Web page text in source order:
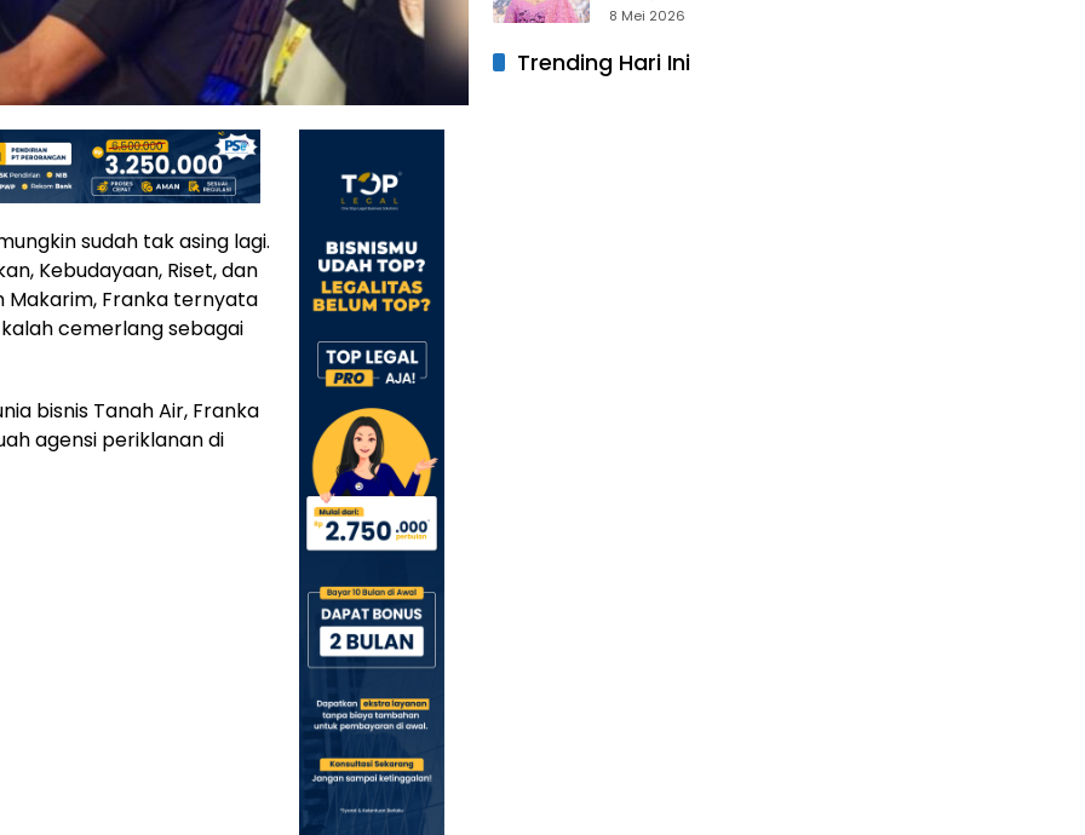
sudah tak asing lagi.
Kebudayaan, Riset, dan
Makarim, Franka ternyata
cemerlang sebagai
bisnis Tanah Air, Franka
agensi periklanan di
Punya Aset Miliaran
8 Mei 2026
Trending Hari Ini